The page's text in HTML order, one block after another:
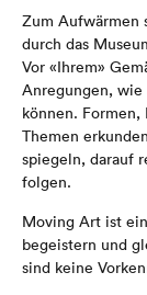
Zum Aufwärmen
durch das
Vor «Ihrem»
Anregungen, wie
können.
Themen
spiegeln, darauf
folgen.
Moving Art ist
begeistern und
sind keine